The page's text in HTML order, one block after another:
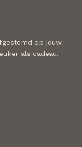
op jouw
als cadeau.